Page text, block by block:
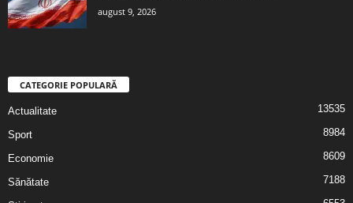
august 9, 2026
CATEGORIE POPULARĂ
Actualitate 13535
Sport 8984
Economie 8609
Sănătate 7188